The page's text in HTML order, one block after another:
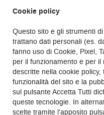
Ricci Car Srl
Via Casilina, km 136, Cassino,
C.F/P.IVA:03130000601
Registro delle imprese:Cassino
Cookie policy
Questo sito e gli strumenti
trattano dati personali (es.
fanno uso di Cookie, Pixel,
per il funzionamento e per
descritte nella cookie
funzionalità del sito e la
sul pulsante Accetta Tutti
queste tecnologie. In
scelte tramite l'apposito